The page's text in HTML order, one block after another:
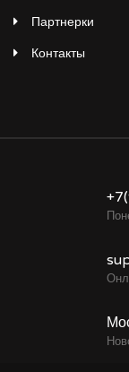
Партнерки
Контакты